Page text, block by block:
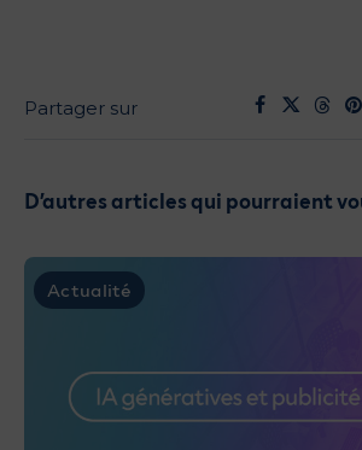
D’autres articles qui pourraient
Actualité